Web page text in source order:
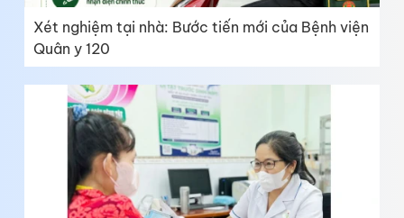
Xét nghiệm tại nhà: Bước tiến mới của Bệnh viện
Quân y 120